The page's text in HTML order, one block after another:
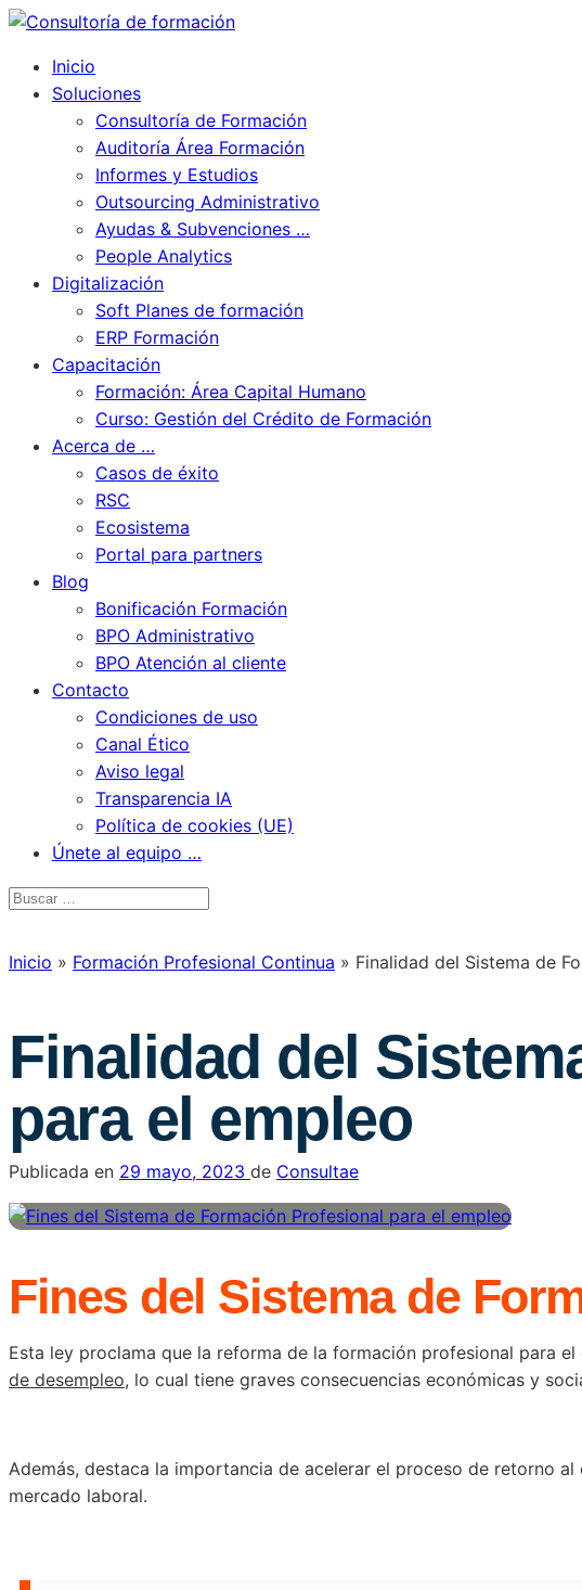
Inicio
Soluciones
Consultoría de Formación
Auditoría Área Formación
Informes y Estudios
Outsourcing Administrativo
Ayudas & Subvenciones …
People Analytics
Digitalización
Soft Planes de formación
ERP Formación
Capacitación
Formación: Área Capital Humano
Curso: Gestión del Crédito de Formación
Acerca de …
Casos de éxito
RSC
Ecosistema
Portal para partners
Blog
Bonificación Formación
BPO Administrativo
BPO Atención al cliente
Contacto
Condiciones de uso
Canal Ético
Aviso legal
Transparencia IA
Política de cookies (UE)
Únete al equipo …
Inicio » Formación Profesional Continua » Finalidad del Sistema de
Finalidad del
para el empleo
Publicada en 29 mayo, 2023 de Consultae
Fines del Sistema de
Esta ley proclama que la reforma de la formación profesional para el
de desempleo, lo cual tiene graves consecuencias económicas y
Además, destaca la importancia de acelerar el proceso de retorno
mercado laboral.